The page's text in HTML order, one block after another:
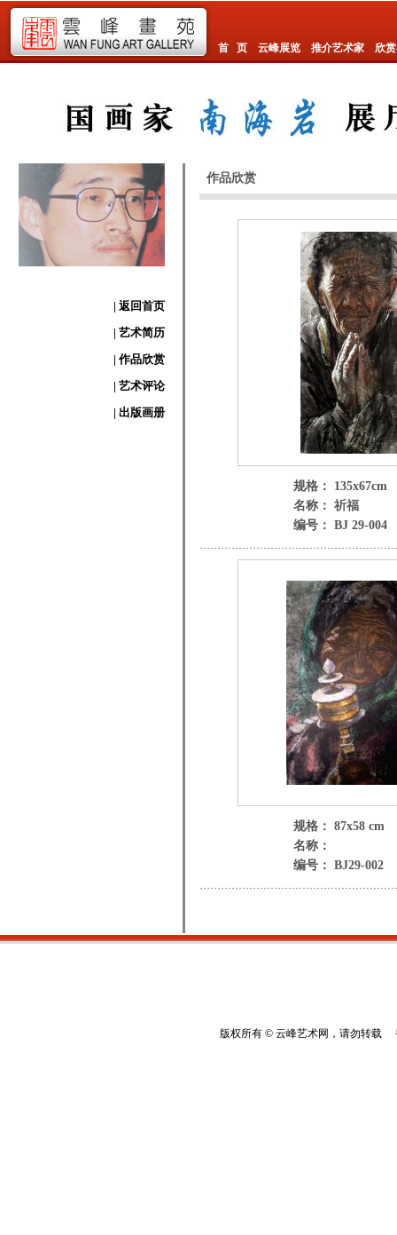
首 页 云峰展览 推介艺术家 欣
| 返回首页
| 艺术简历
| 作品欣赏
| 艺术评论
| 出版画册
作品欣赏
规格： 135x67cm
名称： 祈福
编号： BJ 29-004
规格： 87x58 cm
名称：
编号： BJ29-002
版权所有 © 云峰艺术网，请勿转载